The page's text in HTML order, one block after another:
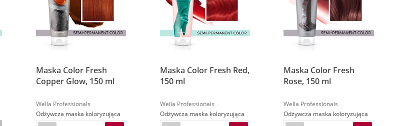
Maska Color Fresh
Copper Glow, 150 ml
Wella Professionals
Odżywcza maska koloryzująca
Maska Color Fresh Red,
150 ml
Wella Professionals
Odżywcza maska koloryzująca
Maska Color Fresh
Rose, 150 ml
Wella Professionals
Odżywcza maska koloryzująca